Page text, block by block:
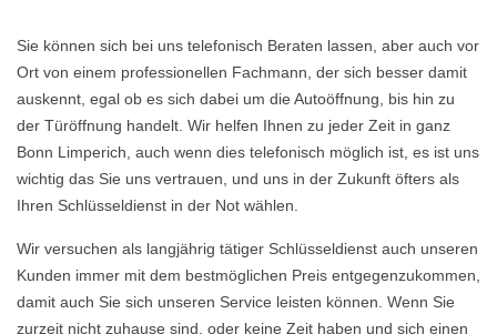
Sie können sich bei uns telefonisch Beraten lassen, aber auch vor
Ort von einem professionellen Fachmann, der sich besser damit
auskennt, egal ob es sich dabei um die Autoöffnung, bis hin zu
der Türöffnung handelt. Wir helfen Ihnen zu jeder Zeit in ganz
Bonn Limperich, auch wenn dies telefonisch möglich ist, es ist uns
wichtig das Sie uns vertrauen, und uns in der Zukunft öfters als
Ihren Schlüsseldienst in der Not wählen.
Wir versuchen als langjährig tätiger Schlüsseldienst auch unseren
Kunden immer mit dem bestmöglichen Preis entgegenzukommen,
damit auch Sie sich unseren Service leisten können. Wenn Sie
zurzeit nicht zuhause sind, oder keine Zeit haben und sich einen